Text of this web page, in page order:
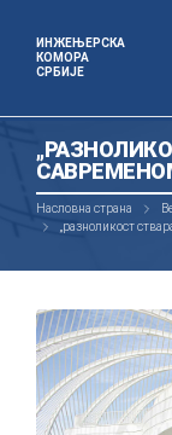
ИНЖЕЊЕРСКА
КОМОРА
СРБИЈЕ
Насловна страна
„разноликост